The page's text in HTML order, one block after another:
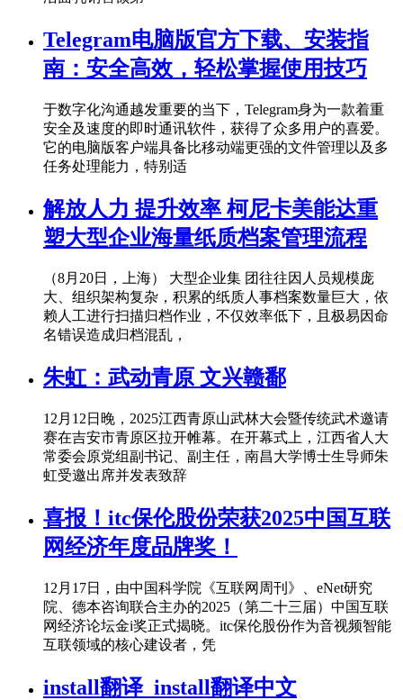
Telegram电脑版官方下载、安装指
南：安全高效，轻松掌握使用技巧
于数字化沟通越发重要的当下，Telegram身为一款着重
安全及速度的即时通讯软件，获得了众多用户的喜爱。
它的电脑版客户端具备比移动端更强的文件管理以及多
任务处理能力，特别适
解放人力 提升效率 柯尼卡美能达重
塑大型企业海量纸质档案管理流程
（8月20日，上海） 大型企业集 团往往因人员规模庞
大、组织架构复杂，积累的纸质人事档案数量巨大，依
赖人工进行扫描归档作业，不仅效率低下，且极易因命
名错误造成归档混乱，
朱虹：武动青原 文兴赣鄱
12月12日晚，2025江西青原山武林大会暨传统武术邀请
赛在吉安市青原区拉开帷幕。在开幕式上，江西省人大
常委会原党组副书记、副主任，南昌大学博士生导师朱
虹受邀出席并发表致辞
喜报！itc保伦股份荣获2025中国互联
网经济年度品牌奖！
12月17日，由中国科学院《互联网周刊》、eNet研究
院、德本咨询联合主办的2025（第二十三届）中国互联
网经济论坛金i奖正式揭晓。itc保伦股份作为音视频智能
互联领域的核心建设者，凭
install翻译_install翻译中文